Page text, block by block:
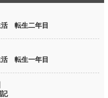
活 転生二年目
活 転生一年目